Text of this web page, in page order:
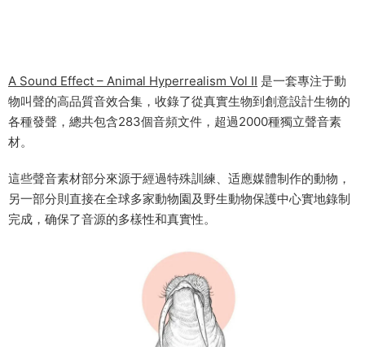
A Sound Effect – Animal Hyperrealism Vol II 是一套專注于動
物叫聲的高品質音效合集，收錄了從真實生物到創意設計生物的
各種發聲，總共包含283個音頻文件，超過2000種獨立聲音素
材。
這些聲音素材部分來源于經過特殊訓練、适應媒體制作的動物，
另一部分則直接在全球多家動物園及野生動物保護中心實地錄制
完成，确保了音源的多樣性和真實性。